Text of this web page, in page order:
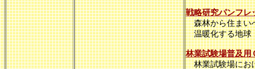
戦略研究パンフレ
森林から住まい
温暖化する地球
林業試験場普及用
林業試験場にお